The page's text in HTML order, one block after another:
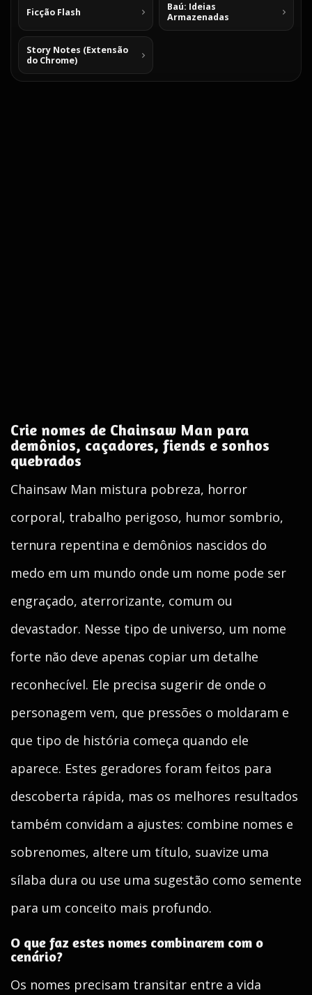
Ficção Flash
Baú: Ideias
Armazenadas
Story Notes (Extensão
do Chrome)
Crie nomes de Chainsaw Man para
demônios, caçadores, fiends e sonhos
quebrados
Chainsaw Man mistura pobreza, horror
corporal, trabalho perigoso, humor sombrio,
ternura repentina e demônios nascidos do
medo em um mundo onde um nome pode ser
engraçado, aterrorizante, comum ou
devastador. Nesse tipo de universo, um nome
forte não deve apenas copiar um detalhe
reconhecível. Ele precisa sugerir de onde o
personagem vem, que pressões o moldaram e
que tipo de história começa quando ele
aparece. Estes geradores foram feitos para
descoberta rápida, mas os melhores resultados
também convidam a ajustes: combine nomes e
sobrenomes, altere um título, suavize uma
sílaba dura ou use uma sugestão como semente
para um conceito mais profundo.
O que faz estes nomes combinarem com o
cenário?
Os nomes precisam transitar entre a vida